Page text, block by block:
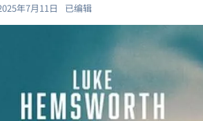
年7月11日 已编辑